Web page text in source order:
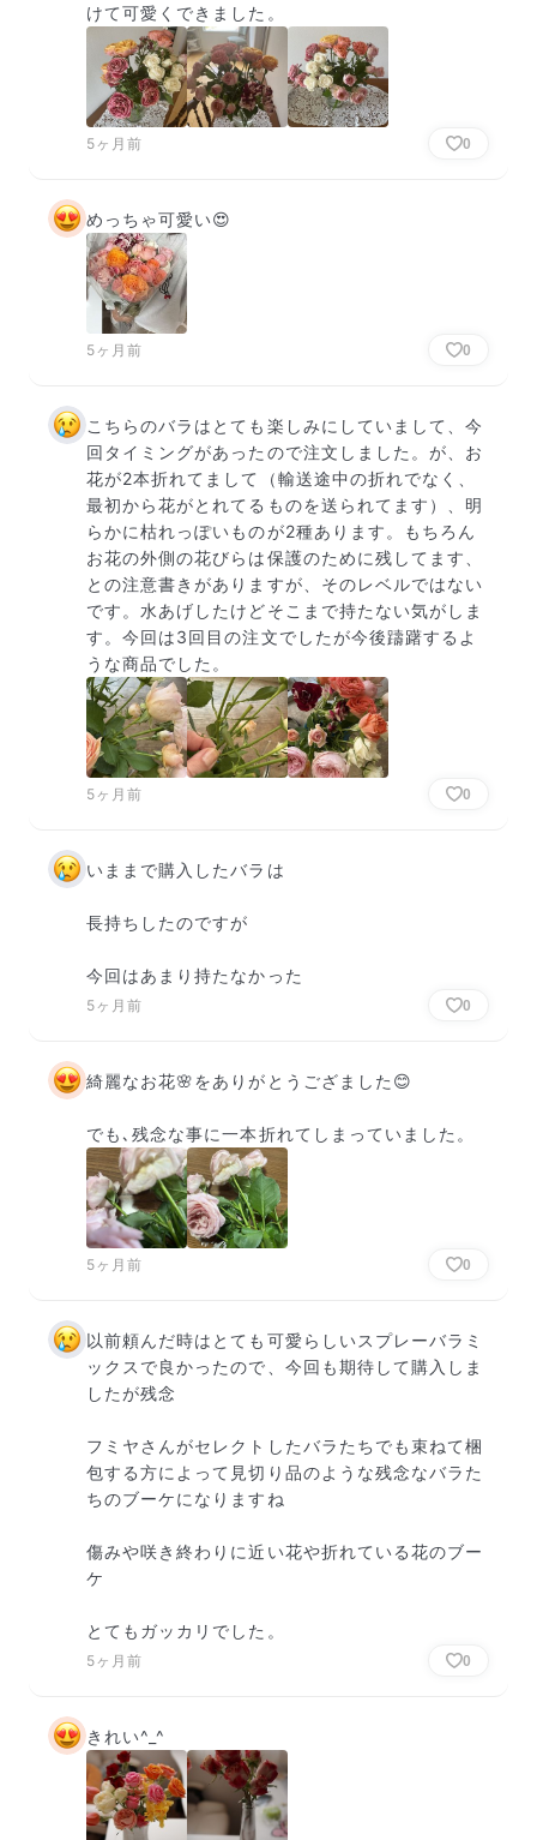
けて可愛くできました。
5ヶ月前 0
めっちゃ可愛い😍
5ヶ月前 0
こちらのバラはとても楽しみにしていまして、今
回タイミングがあったので注文しました。が、お
花が2本折れてまして（輸送途中の折れでなく、
最初から花がとれてるものを送られてます）、明
らかに枯れっぽいものが2種あります。もちろん
お花の外側の花びらは保護のために残してます、
との注意書きがありますが、そのレベルではない
です。水あげしたけどそこまで持たない気がしま
す。今回は3回目の注文でしたが今後躊躇するよ
うな商品でした。
5ヶ月前 0
いままで購入したバラは
長持ちしたのですが
今回はあまり持たなかった
5ヶ月前 0
綺麗なお花🌸をありがとうござました😊
でも､残念な事に一本折れてしまっていました。
5ヶ月前 0
以前頼んだ時はとても可愛らしいスプレーバラミ
ックスで良かったので、今回も期待して購入しま
したが残念
フミヤさんがセレクトしたバラたちでも束ねて梱
包する方によって見切り品のような残念なバラた
ちのブーケになりますね
傷みや咲き終わりに近い花や折れている花のブー
ケ
とてもガッカリでした。
5ヶ月前 0
きれい^_^